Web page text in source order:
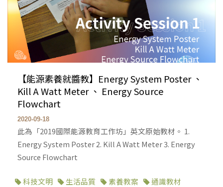
【能源素養就醬教】Energy System Poster 、
Kill A Watt Meter 、 Energy Source
Flowchart
2020-09-18
此為「2019國際能源教育工作坊」英文原始教材。 1.
Energy System Poster 2. Kill A Watt Meter 3. Energy
Source Flowchart
科技文明 生活品質 素養教案
通識教材